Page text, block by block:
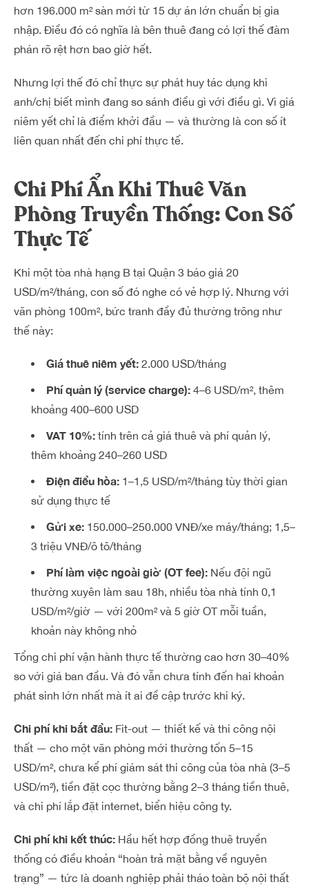
hơn 196.000 m² sàn mới từ 15 dự án lớn chuẩn bị gia
nhập. Điều đó có nghĩa là bên thuê đang có lợi thế đàm
phán rõ rệt hơn bao giờ hết.
Nhưng lợi thế đó chỉ thực sự phát huy tác dụng khi
anh/chị biết mình đang so sánh điều gì với điều gì. Vì giá
niêm yết chỉ là điểm khởi đầu — và thường là con số ít
liên quan nhất đến chi phí thực tế.
Chi Phí Ẩn Khi Thuê Văn
Phòng Truyền Thống: Con Số
Thực Tế
Khi một tòa nhà hạng B tại Quận 3 báo giá 20
USD/m²/tháng, con số đó nghe có vẻ hợp lý. Nhưng với
văn phòng 100m², bức tranh đầy đủ thường trông như
thế này:
Giá thuê niêm yết: 2.000 USD/tháng
Phí quản lý (service charge): 4–6 USD/m², thêm
khoảng 400–600 USD
VAT 10%: tính trên cả giá thuê và phí quản lý,
thêm khoảng 240–260 USD
Điện điều hòa: 1–1,5 USD/m²/tháng tùy thời gian
sử dụng thực tế
Gửi xe: 150.000–250.000 VNĐ/xe máy/tháng; 1,5–
3 triệu VNĐ/ô tô/tháng
Phí làm việc ngoài giờ (OT fee): Nếu đội ngũ
thường xuyên làm sau 18h, nhiều tòa nhà tính 0,1
USD/m²/giờ — với 200m² và 5 giờ OT mỗi tuần,
khoản này không nhỏ
Tổng chi phí vận hành thực tế thường cao hơn 30–40%
so với giá ban đầu. Và đó vẫn chưa tính đến hai khoản
phát sinh lớn nhất mà ít ai đề cập trước khi ký.
Chi phí khi bắt đầu: Fit-out — thiết kế và thi công nội
thất — cho một văn phòng mới thường tốn 5–15
USD/m², chưa kể phí giám sát thi công của tòa nhà (3–5
USD/m²), tiền đặt cọc thường bằng 2–3 tháng tiền thuê,
và chi phí lắp đặt internet, biển hiệu công ty.
Chi phí khi kết thúc: Hầu hết hợp đồng thuê truyền
thống có điều khoản “hoàn trả mặt bằng về nguyên
trạng” — tức là doanh nghiệp phải tháo toàn bộ nội thất